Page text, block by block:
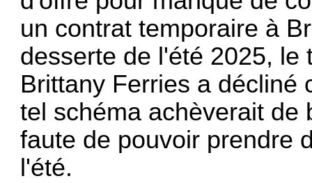
un contrat temporaire à
desserte de l'été 2025, le
Brittany Ferries a décliné
tel schéma achèverait de
faute de pouvoir prendre
l'été.